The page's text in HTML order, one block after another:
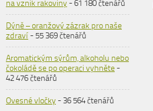
na vznik rakoviny- 61 180 čtenářů
Dýně – oranžový zázrak pro naše
zdraví- 55 369 čtenářů
Aromatickým sýrům, alkoholu nebo
čokoládě se po operaci vyhněte-
42 476 čtenářů
Ovesné vločky- 36 564 čtenářů